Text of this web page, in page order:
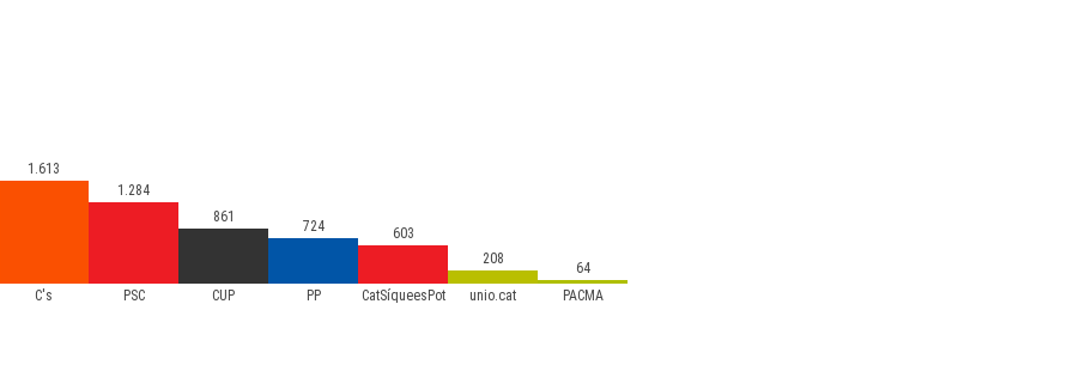
C's PSC CUP PP CatSíqueesPot unio.cat PACMA
1.613
1.284
861
724
603
208
64